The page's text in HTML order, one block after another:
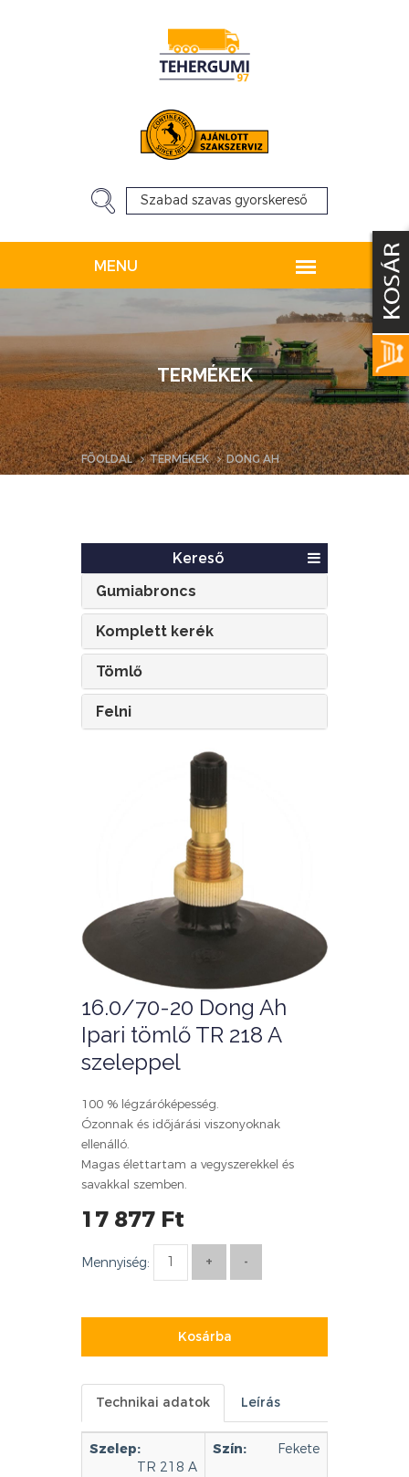
TERMÉKEK
FŐOLDAL TERMÉKEK DONG AH
Kereső
Gumiabroncs
Komplett kerék
Tömlő
Felni
16.0/70-20 Dong Ah
Ipari tömlő TR 218 A
szeleppel
100 % légzáróképesség.
Ózonnak és időjárási viszonyoknak
ellenálló.
Magas élettartam a vegyszerekkel és
savakkal szemben.
17 877 Ft
Mennyiség:
Kosárba
Technikai adatok Leírás
Szelep:
TR 218 A
Szín: Fekete